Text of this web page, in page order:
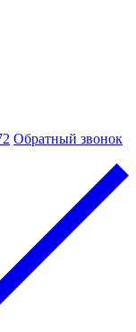
Обратный звонок